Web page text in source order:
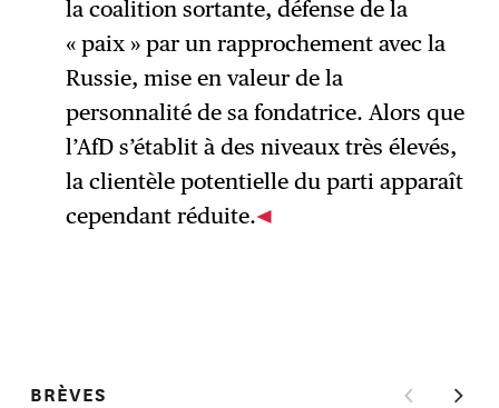
la coalition sortante, défense de la
« paix » par un rapprochement avec la
Russie, mise en valeur de la
personnalité de sa fondatrice. Alors que
l’AfD s’établit à des niveaux très élevés,
la clientèle potentielle du parti apparaît
cependant réduite.
BRÈVES